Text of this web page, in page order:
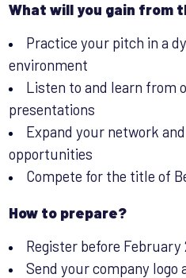
What will you gain from
Practice your pitch in a
environment
Listen to and learn from
presentations
Expand your network
opportunities
Compete for the title of
How to prepare?
Register before
Send your company logo